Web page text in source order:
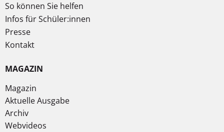
So können Sie helfen
Infos für Schüler:innen
Presse
Kontakt
MAGAZIN
Magazin
Aktuelle Ausgabe
Archiv
Webvideos